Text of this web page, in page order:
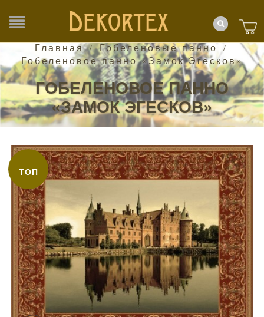
Главная / Гобеленовые панно /
Гобеленовое панно «Замок Эгесков»
ГОБЕЛЕНОВОЕ ПАННО
«ЗАМОК ЭГЕСКОВ»
ТОП